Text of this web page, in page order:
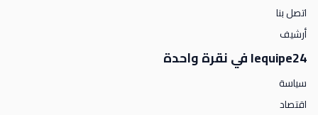
اتصل بنا
أرشيف
lequipe24 في نقرة واحدة
سياسة
اقتصاد